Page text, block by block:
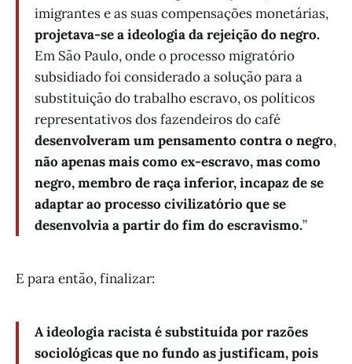
imigrantes e as suas compensações monetárias,
projetava-se a ideologia da rejeição do negro.
Em São Paulo, onde o processo migratório
subsidiado foi considerado a solução para a
substituição do trabalho escravo, os políticos
representativos dos fazendeiros do café
desenvolveram um pensamento contra o negro,
não apenas mais como ex-escravo, mas como
negro, membro de raça inferior, incapaz de se
adaptar ao processo civilizatório que se
desenvolvia a partir do fim do escravismo.”
E para então, finalizar:
A ideologia racista é substituída por razões
sociológicas que no fundo as justificam, pois